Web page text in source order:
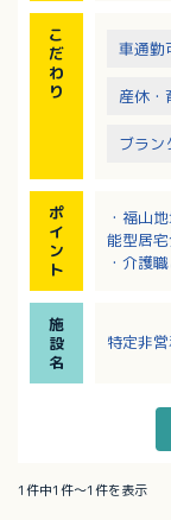
こ
だ
わ
り
車通勤
産休・
ブラン
ポ
イ
ン
ト
・福山
能型居
・介護
・その
・人材
施
設
名
特定非
1件中1件～1件を表示